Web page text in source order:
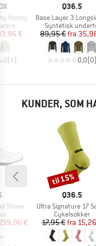
Hoody
pris
€
( 1)
MÆRKE
Q36.5
Artikel
Base Layer 3
Produktgruppe
Syntetisk
Pris
89,95 € Nedsat
fra
0,0(0)
KUNDER, SOM
Shoes
pris
€
MÆRKE
Q36.5
Artikel
Ultra Signature 17
Produktgruppe
Cykelsokker
Pris
17,95 € Nedsat
fra
Rabat
til 15%